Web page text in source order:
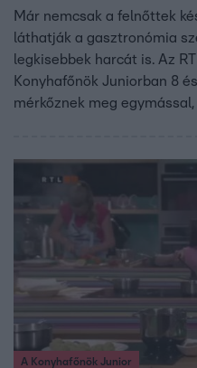
Már nemcsak a felnőttek
láthatják a gasztronómia
legkisebbek harcát is. Az
Konyhafőnök Juniorban 8
mérkőznek meg
vagyis Fördős Zét,
A Konyhafőnök Junior